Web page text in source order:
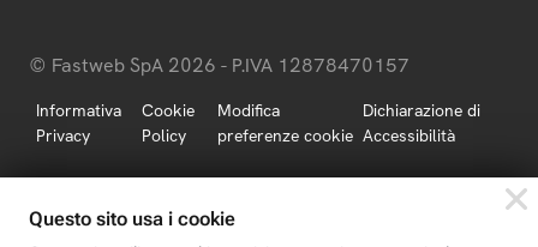
© Fastweb SpA 2026 - P.IVA 12878470157
Informativa
Privacy
Cookie
Policy
Modifica
preferenze cookie
Dichiarazione di
Accessibilità